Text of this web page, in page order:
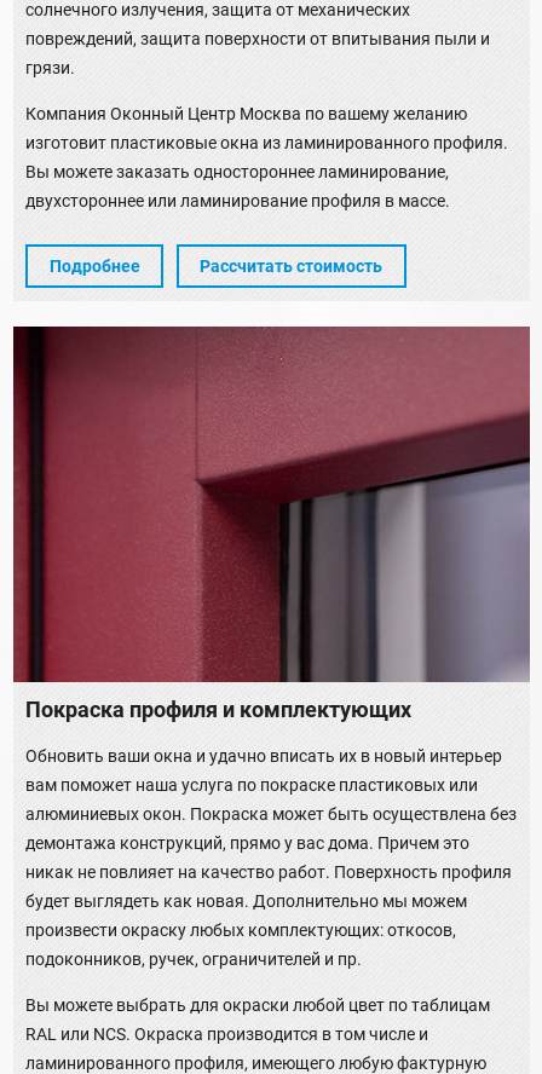
солнечного излучения, защита от механических
повреждений, защита поверхности от впитывания пыли и
грязи.
Компания Оконный Центр Москва по вашему желанию
изготовит пластиковые окна из ламинированного профиля.
Вы можете заказать одностороннее ламинирование,
двухстороннее или ламинирование профиля в массе.
Подробнее Рассчитать стоимость
Покраска профиля и комплектующих
Обновить ваши окна и удачно вписать их в новый интерьер
вам поможет наша услуга по покраске пластиковых или
алюминиевых окон. Покраска может быть осуществлена без
демонтажа конструкций, прямо у вас дома. Причем это
никак не повлияет на качество работ. Поверхность профиля
будет выглядеть как новая. Дополнительно мы можем
произвести окраску любых комплектующих: откосов,
подоконников, ручек, ограничителей и пр.
Вы можете выбрать для окраски любой цвет по таблицам
RAL или NCS. Окраска производится в том числе и
ламинированного профиля, имеющего любую фактурную